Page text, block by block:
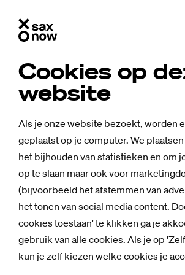
Cookies op
website
Als je onze website bezoekt, worden
geplaatst op je computer. We
het bijhouden van statistieken en om
op te slaan maar ook voor
(bijvoorbeeld het afstemmen van
het tonen van social media content.
cookies toestaan' te klikken ga je
gebruik van alle cookies. Als je op
kun je zelf kiezen welke cookies je